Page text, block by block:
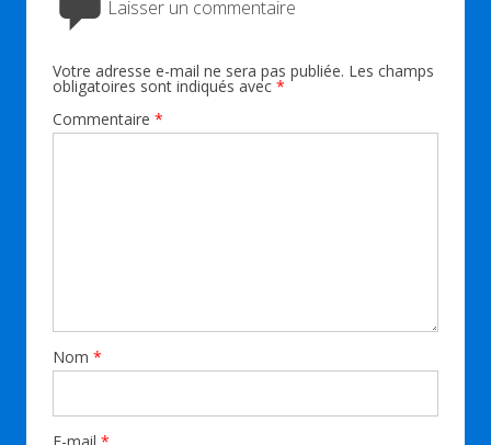
Laisser un commentaire
Votre adresse e-mail ne sera pas publiée. Les champs
obligatoires sont indiqués avec *
Commentaire *
Nom *